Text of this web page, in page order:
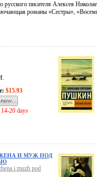
писателя Алексея
романы «Сестры»,
$15.93
20 days
И МУЖ ПОД
i muzh pod